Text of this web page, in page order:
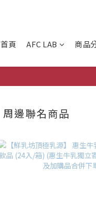
首頁 AFC LAB 商品
周邊聯名商品